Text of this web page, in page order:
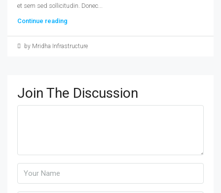
et sem sed sollicitudin. Donec...
Continue reading
by Mridha Infrastructure
Join The Discussion